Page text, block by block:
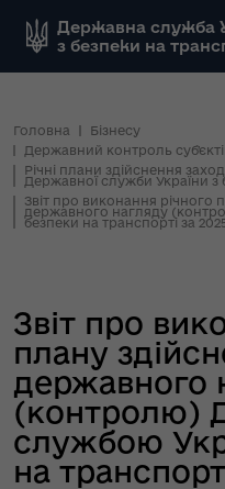
Державна служба
з безпеки на
Головна
Бізнесу
Державний контроль
Річні плани здійснення
Державної служби України з
Звіт про виконання річного
державного нагляду
безпеки на транспорті за
Звіт про
плану
державного
(контролю)
службою
на